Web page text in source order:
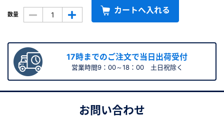
数量 カートへ入れる
17時までのご注文で当日出荷受付
営業時間9：00～18：00 土日祝除く
お問い合わせ